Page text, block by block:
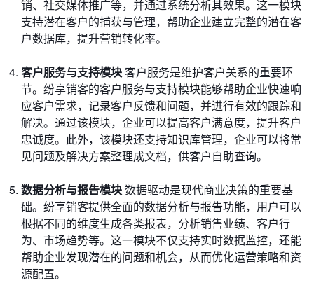
销、社交媒体推广等，并通过系统分析其效果。这一模块
支持潜在客户的捕获与管理，帮助企业建立完整的潜在客
户数据库，提升营销转化率。
客户服务与支持模块客户服务是维护客户关系的重要环
节。纷享销客的客户服务与支持模块能够帮助企业快速响
应客户需求，记录客户反馈和问题，并进行有效的跟踪和
解决。通过该模块，企业可以提高客户满意度，提升客户
忠诚度。此外，该模块还支持知识库管理，企业可以将常
见问题及解决方案整理成文档，供客户自助查询。
数据分析与报告模块数据驱动是现代商业决策的重要基
础。纷享销客提供全面的数据分析与报告功能，用户可以
根据不同的维度生成各类报表，分析销售业绩、客户行
为、市场趋势等。这一模块不仅支持实时数据监控，还能
帮助企业发现潜在的问题和机会，从而优化运营策略和资
源配置。